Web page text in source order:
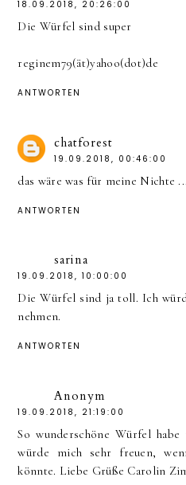
18.09.2018, 20:26:00
Die Würfel sind super
reginem79(ät)yahoo(dot)de
ANTWORTEN
chatforest
19.09.2018, 00:46:00
das wäre was für meine Nichte
ANTWORTEN
sarina
19.09.2018, 10:00:00
Die Würfel sind ja toll. Ich
nehmen.
ANTWORTEN
Anonym
19.09.2018, 21:19:00
So wunderschöne Würfel
würde mich sehr freuen,
könnte. Liebe Grüße Carolin